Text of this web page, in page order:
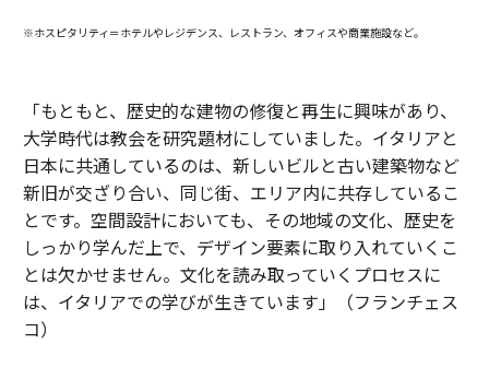
※ホスピタリティ＝ホテルやレジデンス、レストラン、オフィスや商業施設など。
「もともと、歴史的な建物の修復と再生に興味があり、
大学時代は教会を研究題材にしていました。イタリアと
日本に共通しているのは、新しいビルと古い建築物など
新旧が交ざり合い、同じ街、エリア内に共存しているこ
とです。空間設計においても、その地域の文化、歴史を
しっかり学んだ上で、デザイン要素に取り入れていくこ
とは欠かせません。文化を読み取っていくプロセスに
は、イタリアでの学びが生きています」（フランチェス
コ）